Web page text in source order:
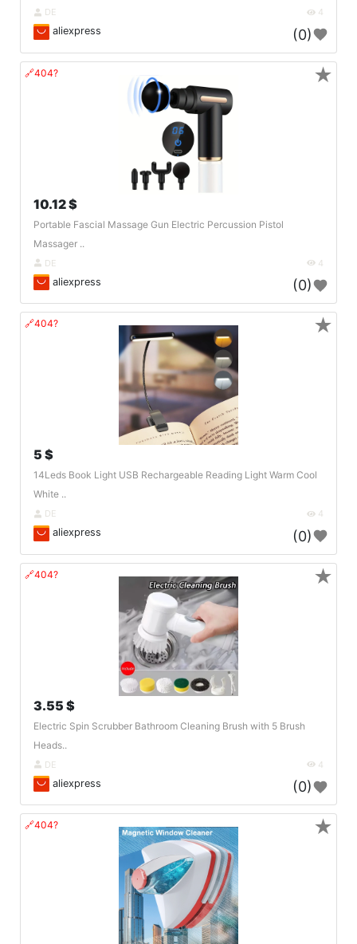
DE 4
aliexpress (0)
🔗404?
10.12 $
Portable Fascial Massage Gun Electric Percussion Pistol
Massager ..
DE 4
aliexpress (0)
★
🔗404?
5 $
14Leds Book Light USB Rechargeable Reading Light Warm Cool
White ..
DE 4
aliexpress (0)
★
🔗404?
3.55 $
Electric Spin Scrubber Bathroom Cleaning Brush with 5 Brush
Heads..
DE 4
aliexpress (0)
★
🔗404? ★